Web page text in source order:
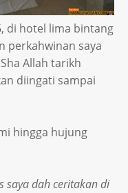
di hotel lima bintang
perkahwinan saya
Allah tarikh
diingati sampai
hingga hujung
saya dah ceritakan di